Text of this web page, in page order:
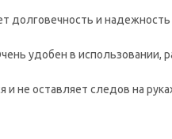
долговечность и
удобен в использовании,
не оставляет следов на